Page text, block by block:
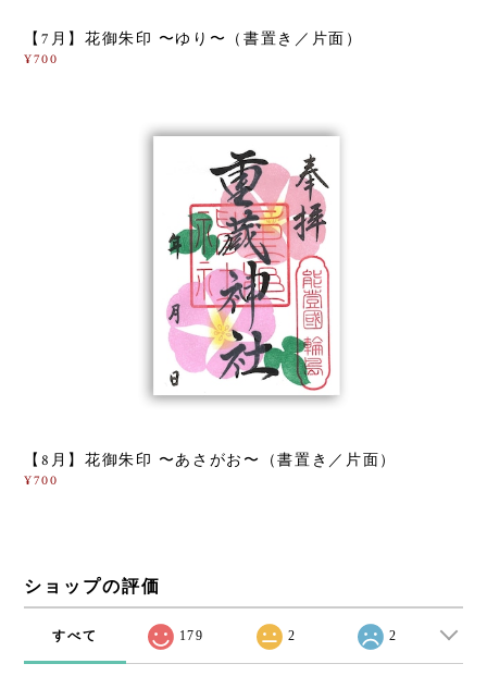
【7月】花御朱印 〜ゆり〜（書置き／片面）
¥700
【8月】花御朱印 〜あさがお〜（書置き／片面）
¥700
ショップの評価
すべて 179 2 2